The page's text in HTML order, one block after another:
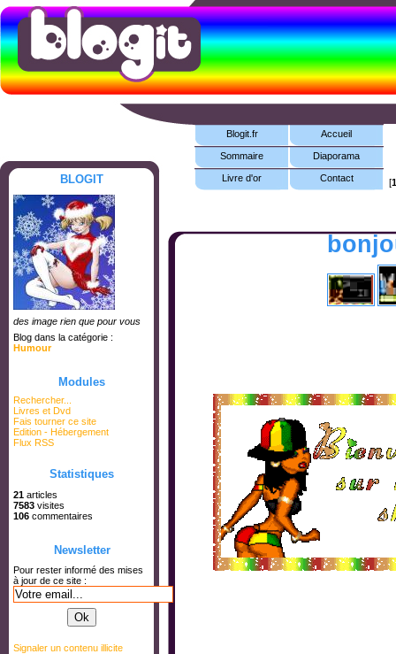
Blogit.fr Accueil
Sommaire Diaporama
Livre d'or Contact
BLOGIT
des image rien que pour vous
Blog dans la catégorie :
Humour
Modules
Rechercher...
Livres et Dvd
Fais tourner ce site
Edition - Hébergement
Flux RSS
Statistiques
21 articles
7583 visites
106 commentaires
Newsletter
Pour rester informé des mises
à jour de ce site :
Signaler un contenu illicite
[1